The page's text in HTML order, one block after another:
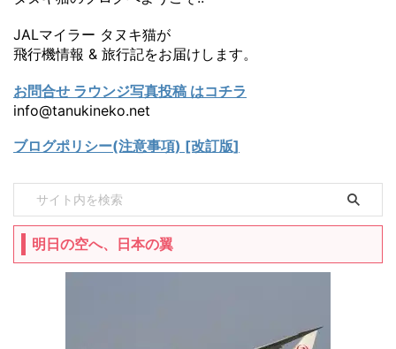
JALマイラー タヌキ猫が
飛行機情報 & 旅行記をお届けします。
お問合せ ラウンジ写真投稿 はコチラ
info@tanukineko.net
ブログポリシー(注意事項) [改訂版]
明日の空へ、日本の翼